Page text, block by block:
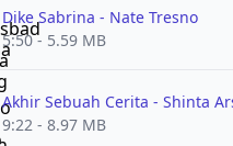
Dike Sabrina - Nate Tresno
5:50 - 5.59 MB
Akhir Sebuah Cerita - Shinta
9:22 - 8.97 MB